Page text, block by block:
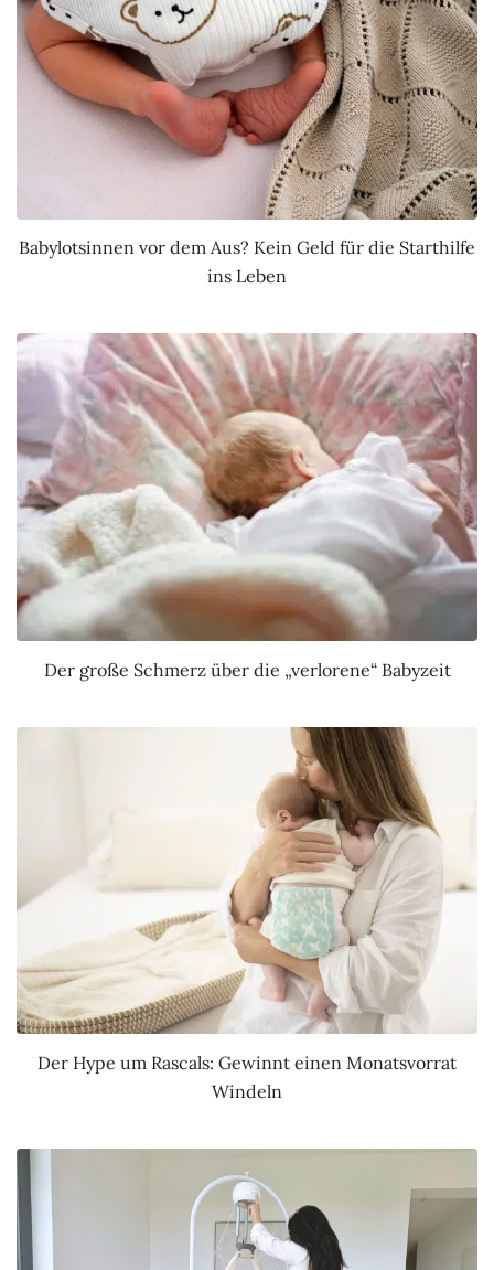
Babylotsinnen vor dem Aus? Kein Geld für die Starthilfe
ins Leben
Der große Schmerz über die „verlorene“ Babyzeit
Der Hype um Rascals: Gewinnt einen Monatsvorrat
Windeln